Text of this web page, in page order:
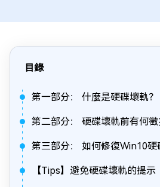
目錄
第一部分： 什麼是硬碟壞軌？
第二部分： 硬碟壞軌前有何徵
第三部分： 如何修復Win10硬
【Tips】避免硬碟壞軌的提示